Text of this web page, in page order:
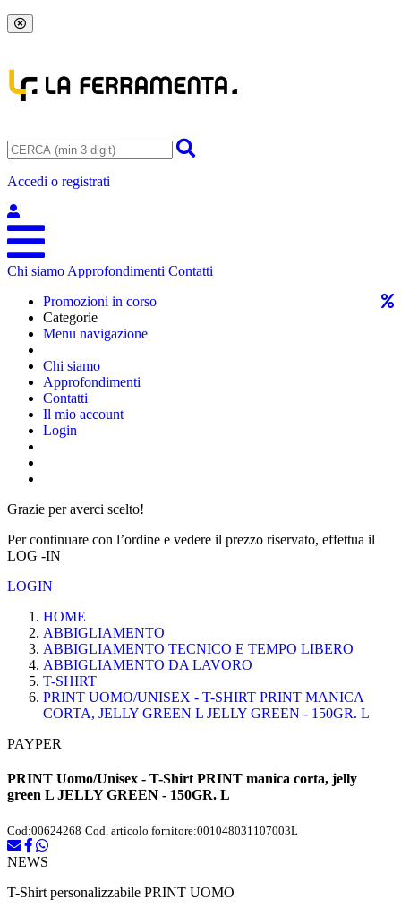
Accedi o registrati
Chi siamo Approfondimenti Contatti
Promozioni in corso
Categorie
Menu navigazione
Chi siamo
Approfondimenti
Contatti
Il mio account
Login
Grazie per averci scelto!
Per continuare con l’ordine e vedere il prezzo riservato, effettua il
LOG -IN
LOGIN
HOME
ABBIGLIAMENTO
ABBIGLIAMENTO TECNICO E TEMPO LIBERO
ABBIGLIAMENTO DA LAVORO
T-SHIRT
PRINT UOMO/UNISEX - T-SHIRT PRINT MANICA
CORTA, JELLY GREEN L JELLY GREEN - 150GR. L
PAYPER
PRINT Uomo/Unisex - T-Shirt PRINT manica corta, jelly
green L JELLY GREEN - 150GR. L
Cod:00624268 Cod. articolo fornitore:001048031107003L
NEWS
T-Shirt personalizzabile PRINT UOMO